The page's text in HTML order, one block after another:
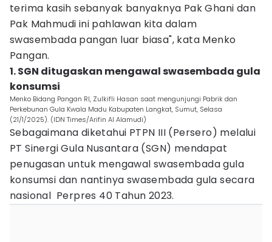
terima kasih sebanyak banyaknya Pak Ghani dan
Pak Mahmudi ini pahlawan kita dalam
swasembada pangan luar biasa", kata Menko
Pangan.
1. SGN ditugaskan mengawal swasembada gula
konsumsi
Menko Bidang Pangan RI, Zulkifli Hasan saat mengunjungi Pabrik dan
Perkebunan Gula Kwala Madu Kabupaten Langkat, Sumut, Selasa
(21/1/2025). (IDN Times/Arifin Al Alamudi)
Sebagaimana diketahui PTPN III (Persero) melalui
PT Sinergi Gula Nusantara (SGN) mendapat
penugasan untuk mengawal swasembada gula
konsumsi dan nantinya swasembada gula secara
nasional Perpres 40 Tahun 2023.